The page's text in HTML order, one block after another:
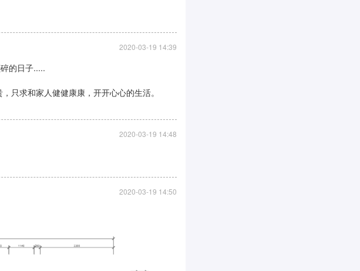
2020-03-19 14:39
的日子.....
求和家人健健康康，开开心心的生活。
2020-03-19 14:48
2020-03-19 14:50